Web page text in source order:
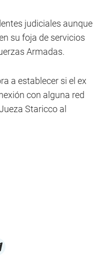
judiciales aunque
su foja de servicios
Armadas.
a establecer si el ex
con alguna red
Staricco al